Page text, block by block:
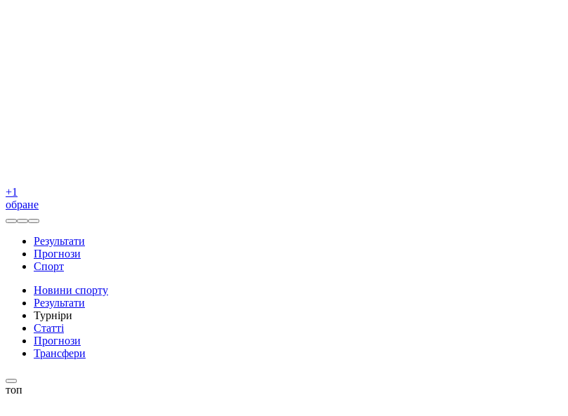
+1
обране
Результати
Прогнози
Спорт
Новини спорту
Результати
Турніри
Статті
Прогнози
Трансфери
топ